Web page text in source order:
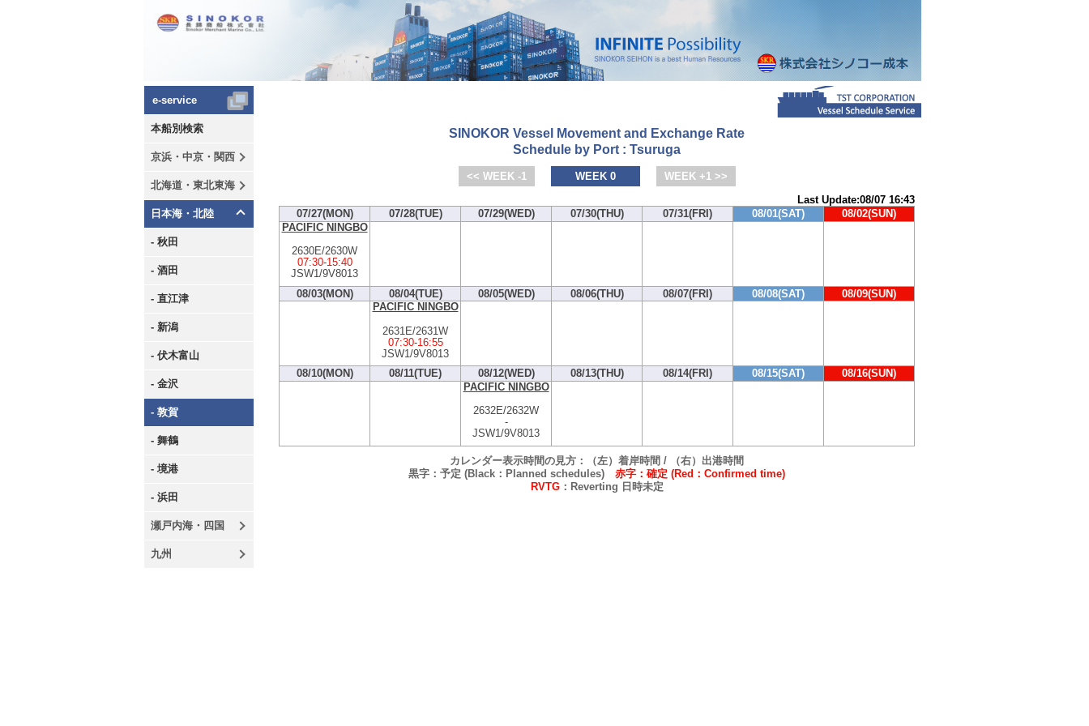
e-service
本船別検索
京浜・中京・関西
北海道・東北東海
日本海・北陸
- 秋田
- 酒田
- 直江津
- 新潟
- 伏木富山
- 金沢
- 敦賀
- 舞鶴
- 境港
- 浜田
瀬戸内海・四国
九州
SINOKOR Vessel Movement and Exchange Rate
Schedule by Port : Tsuruga
<< WEEK -1 WEEK 0
WEEK +1 >>
Last Update:08/07 16:43
07/27(MON)
07/28(TUE) 07/29(WED) 07/30(THU) 07/31(FRI) 08/01(SAT)
08/02(SUN)
PACIFIC NINGBO
2630E/2630W
07:30-15:40
JSW1/9V8013
08/03(MON)
08/04(TUE) 08/05(WED) 08/06(THU) 08/07(FRI) 08/08(SAT)
08/09(SUN)
PACIFIC NINGBO
2631E/2631W
07:30-16:55
JSW1/9V8013
08/10(MON)
08/11(TUE) 08/12(WED) 08/13(THU) 08/14(FRI) 08/15(SAT)
08/16(SUN)
PACIFIC NINGBO
2632E/2632W
-
JSW1/9V8013
カレンダー表示時間の見方：（左）着岸時間 / （右）出港時間
黒字：予定 (Black：Planned schedules) 赤字：確定 (Red：Confirmed time)
RVTG：Reverting 日時未定